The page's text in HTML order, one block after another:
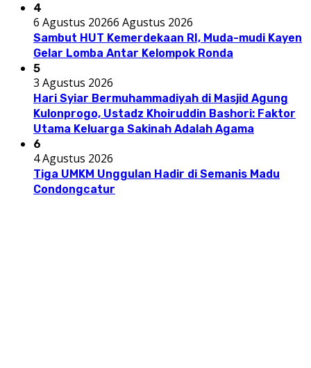
4
6 Agustus 20266 Agustus 2026
Sambut HUT Kemerdekaan RI, Muda-mudi Kayen
Gelar Lomba Antar Kelompok Ronda
5
3 Agustus 2026
Hari Syiar Bermuhammadiyah di Masjid Agung
Kulonprogo, Ustadz Khoiruddin Bashori: Faktor
Utama Keluarga Sakinah Adalah Agama
6
4 Agustus 2026
Tiga UMKM Unggulan Hadir di Semanis Madu
Condongcatur